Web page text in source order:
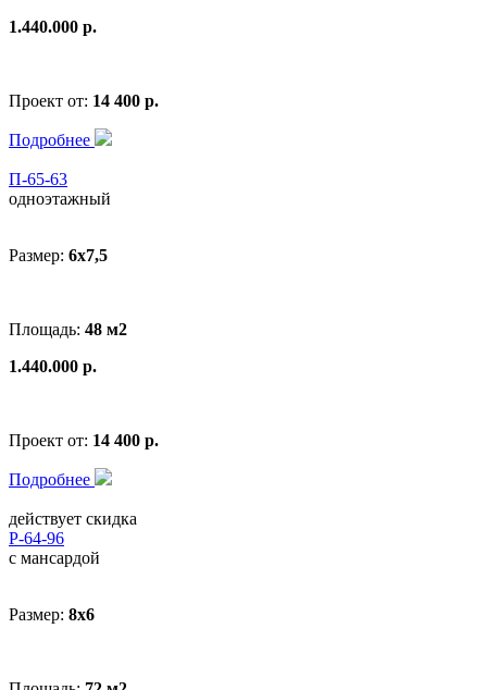
1.440.000 р.
Проект от: 14 400 р.
Подробнее
П-65-63
одноэтажный
Размер: 6x7,5
Площадь: 48 м2
1.440.000 р.
Проект от: 14 400 р.
Подробнее
действует скидка
Р-64-96
с мансардой
Размер: 8x6